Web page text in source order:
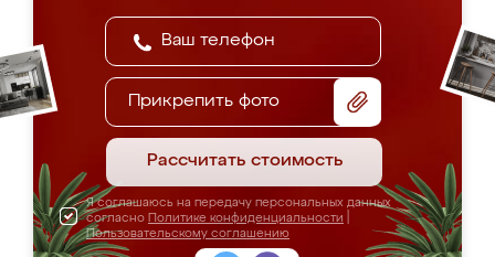
Прикрепить фото
Рассчитать стоимость
Я соглашаюсь на передачу персональных данных
согласно Политике конфиденциальности
Пользовательскому соглашению